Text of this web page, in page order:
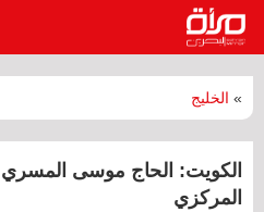
» الخليج
الكويت: الحاج موسى
المركزي